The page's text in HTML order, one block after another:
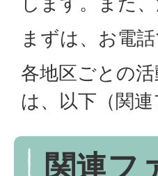
まずは、お電
各地区ごとの
は、以下（関
関連フ